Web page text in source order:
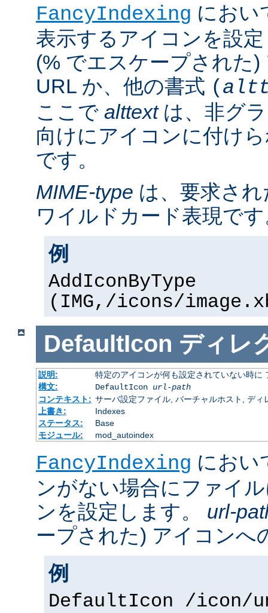
FancyIndexing におい
表示するアイコンを設
(% でエスケープされた
URL か、他の書式 (
ここで alttextは、非グ
向けにアイコンに付け
です。
MIME-type は、要求さ
ワイルドカード表現で
例
AddIconByType
(IMG,/icons/
DefaultIcon ディレ
説明:
特定のアイコンが何も設定されていない時に
構文:
DefaultIcon url-path
コンテキスト: サーバ設定ファイル, バーチャルホスト, ディ
上書き:
Indexes
ステータス:
Base
モジュール:
mod_autoindex
FancyIndexing におい
ンがない場合にファイ
ンを設定します。 url-
ープされた) アイコンへ
例
DefaultIcon /icon/